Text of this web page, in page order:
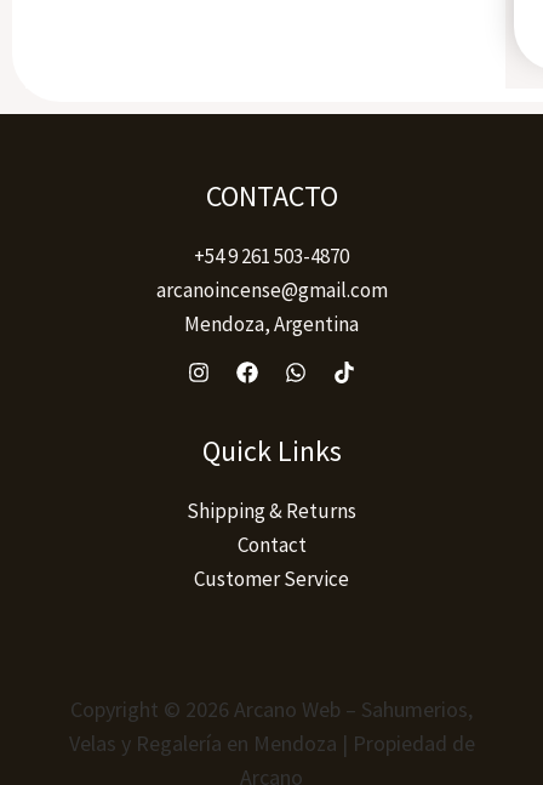
CONTACTO
+54 9 261 503-4870
arcanoincense@gmail.com
Mendoza, Argentina
Quick Links
Shipping & Returns
Contact
Customer Service
Copyright © 2026 Arcano Web – Sahumerios,
Velas y Regalería en Mendoza | Propiedad de
Arcano